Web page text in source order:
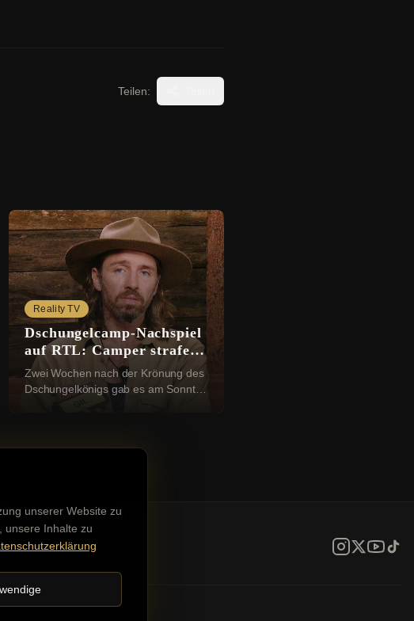
unserer Website zu
unsere Inhalte zu
Teilen:
Reality TV
Dschungelcamp-Nachspiel
auf RTL: Camper strafen
Gil Ofarim ab
Zwei Wochen nach der Krönung des
Dschungelkönigs gab es am Sonntag